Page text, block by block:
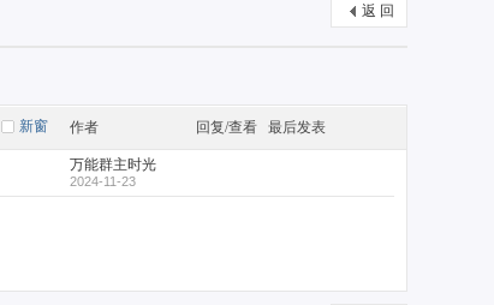
返 回
新窗 作者 回复/查看 最后发表
万能群主时光
2024-11-23